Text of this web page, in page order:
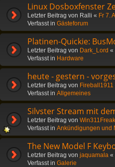
Linux Dosboxfenster
Letzter Beitrag von Ralli « Fr 7.
Verfasst in Gästeforum
Platinen-Quickie:
Letzter Beitrag von Dark_Lord «
Verfasst in Hardware
heute - gestern -
Letzter Beitrag von Fireball1911
Verfasst in Allgemeines
Silvster Stream mit
Letzter Beitrag von Win311Freak
Verfasst in Ankündigungen und
The New Model F
Letzter Beitrag von jaquamala «
Verfasst in Galerie